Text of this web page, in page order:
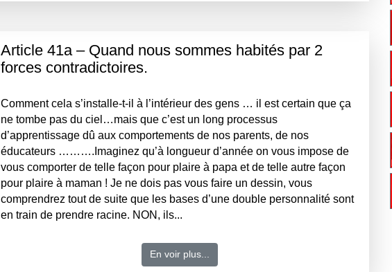
Article 41a – Quand nous sommes habités par 2
forces contradictoires.
Comment cela s’installe-t-il à l’intérieur des gens … il est certain que ça
ne tombe pas du ciel…mais que c’est un long processus
d’apprentissage dû aux comportements de nos parents, de nos
éducateurs ……….Imaginez qu’à longueur d’année on vous impose de
vous comporter de telle façon pour plaire à papa et de telle autre façon
pour plaire à maman ! Je ne dois pas vous faire un dessin, vous
comprendrez tout de suite que les bases d’une double personnalité sont
en train de prendre racine. NON, ils...
En voir plus...